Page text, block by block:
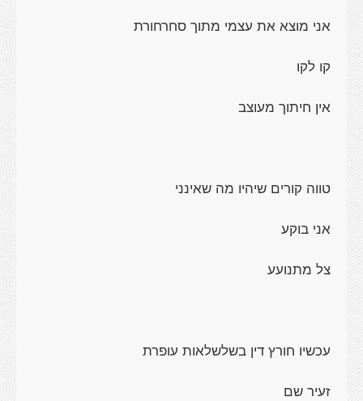
אני מוצא את עצמי מתוך סחרחורת
קו לקו
אין חיתוך מעוצב
טווה קורים שיהיו מה שאינני
אני בוקע
צל מתנועע
עכשיו חורץ דין בשלשלאות עופרת
זעיר שם